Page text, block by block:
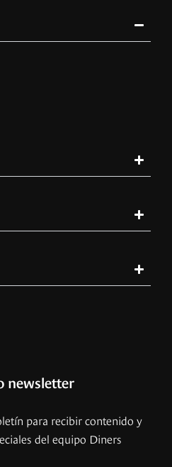
newsletter
para recibir contenido y
del equipo Diners